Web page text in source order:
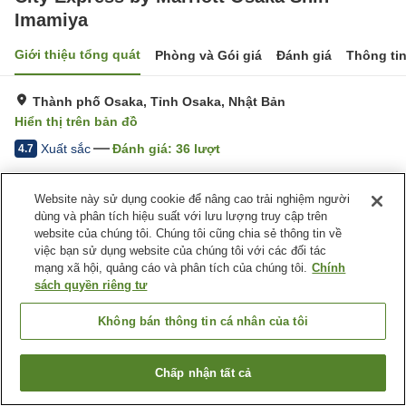
Imamiya
Giới thiệu tổng quát Phòng và Gói giá Đánh giá Thông
Thành phố Osaka, Tỉnh Osaka, Nhật Bản
Hiển thị trên bản đồ
4.7 Xuất sắc Đánh giá: 36 lượt
Trang chủ Nhật Bản Tỉnh Osaka
Thành phố Osaka
City Express by Marriott Osaka Shin-Imamiya
Tìm phòng trống
Website này sử dụng cookie để nâng cao trải nghiệm người
dùng và phân tích hiệu suất với lưu lượng truy cập trên
website của chúng tôi. Chúng tôi cũng chia sẻ thông tin về
việc bạn sử dụng website của chúng tôi với các đối tác
mạng xã hội, quảng cáo và phân tích của chúng tôi. Chính
sách quyền riêng tư
Không bán thông tin cá nhân của tôi
Chấp nhận tất cả